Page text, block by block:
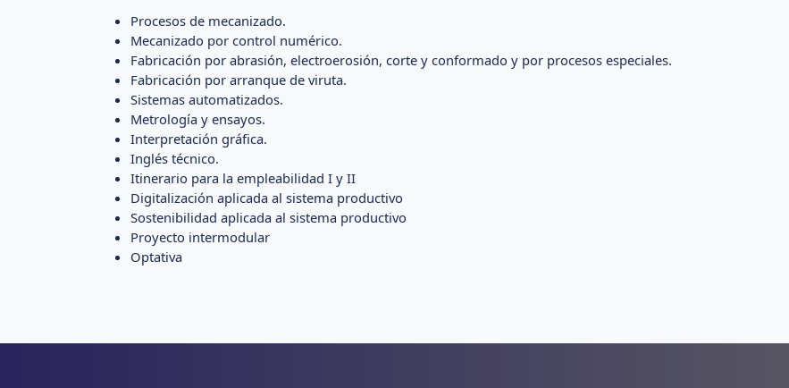
Procesos de mecanizado.
Mecanizado por control numérico.
Fabricación por abrasión, electroerosión, corte y conformado y por procesos especiales.
Fabricación por arranque de viruta.
Sistemas automatizados.
Metrología y ensayos.
Interpretación gráfica.
Inglés técnico.
Itinerario para la empleabilidad I y II
Digitalización aplicada al sistema productivo
Sostenibilidad aplicada al sistema productivo
Proyecto intermodular
Optativa